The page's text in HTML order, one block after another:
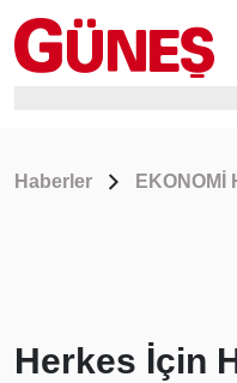
Haberler EKONOMİ
Herkes İçin